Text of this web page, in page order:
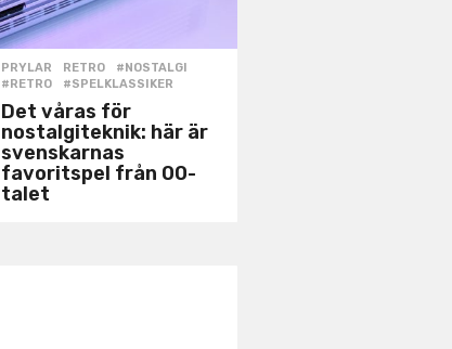
PRYLAR ,RETRO #NOSTALGI
#RETRO
,#SPELKLASSIKER
Det våras för
nostalgiteknik: här är
svenskarnas
favoritspel från 00-
talet